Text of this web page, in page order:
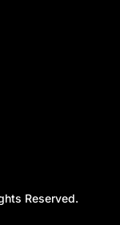
Reserved.